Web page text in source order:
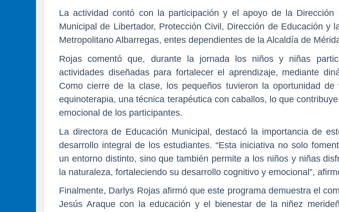
La actividad contó con la participación y el apoyo de la Dirección
Municipal de Libertador, Protección Civil, Dirección de Educación y
Metropolitano Albarregas, entes dependientes de la Alcaldía de
Rojas comentó que, durante la jornada los niños y niñas
actividades diseñadas para fortalecer el aprendizaje, mediante
Como cierre de la clase, los pequeños tuvieron la oportunidad
equinoterapia, una técnica terapéutica con caballos, lo que
emocional de los participantes.
La directora de Educación Municipal, destacó la importancia de
desarrollo integral de los estudiantes. “Esta iniciativa no solo
un entorno distinto, sino que también permite a los niños y niñas
la naturaleza, fortaleciendo su desarrollo cognitivo y emocional”,
Finalmente, Darlys Rojas afirmó que este programa demuestra el
Jesús Araque con la educación y el bienestar de la niñez